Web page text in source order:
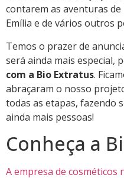
contarem as aventuras
Emília e de vários outros
Temos o prazer de
será ainda mais especial,
com a Bio Extratus.
abraçaram o nosso
todas as etapas, fazendo
ainda mais pessoas!
Conheça a
A empresa de cosméticos